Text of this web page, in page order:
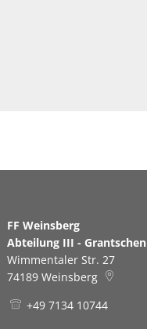
FF Weinsberg
Abteilung III - Grantschen
Wimmentaler Str. 27
74189 Weinsberg
+49 7134 10744